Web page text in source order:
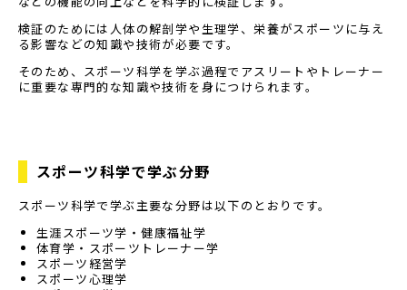
検証のためには人体の解剖学や生理学、栄養がスポーツに与え
る影響などの知識や技術が必要です。
そのため、スポーツ科学を学ぶ過程でアスリートやトレーナー
に重要な専門的な知識や技術を身につけられます。
スポーツ科学で学ぶ分野
スポーツ科学で学ぶ主要な分野は以下のとおりです。
生涯スポーツ学・健康福祉学
体育学・スポーツトレーナー学
スポーツ経営学
スポーツ心理学